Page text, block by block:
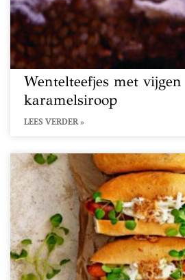
Wentelteefjes met vijgen
karamelsiroop
LEES VERDER »